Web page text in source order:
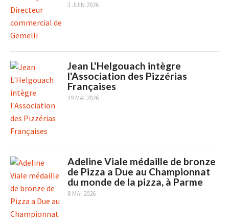
3 JUIN 2026
Jean L'Helgouach intègre
l'Association des Pizzérias
Françaises
19 MAI 2026
Adeline Viale médaille de bronze
de Pizza a Due au Championnat
du monde de la pizza, à Parme
8 MAI 2026